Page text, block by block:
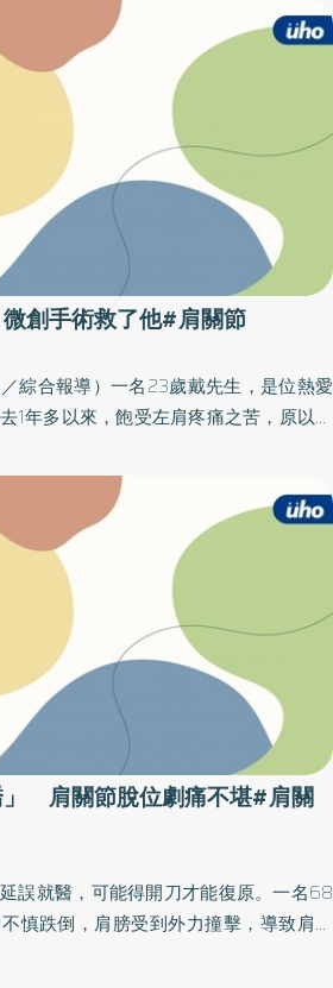
垂，書寫時常常無法好好的穩定握筆姿
小，日常活動可以用丟擲飛盤、在牆面上
強腕關節穩定度。練習轉陀螺、轉筆、
針對掌內操作能力，可讓孩子練習將小
或將小物品由手掌使用手指，推至大拇指
練習將物品在手指間作旋轉的動作，例
瓶蓋等。
創手術救了他#肩關節
綜合報導）一名23歲戴先生，是位熱愛
1年多以來，飽受左肩疼痛之苦，原以為
且這問題不單影響到他的日常生活，就
後接受了微創肩關節鏡肩盂唇及肩關節
，手臂也已能完全舉高。習慣性脫臼要
馬偕醫院骨科葉雅菱醫師表示，年輕人
行癒合，導致日後所謂的習慣性脫臼，
一次，累積了多次的脫臼，就會造成關
老化。而年紀較大的人發生脫臼時，除
腱也常常一起破裂，旋轉肌腱一旦破裂
便會疼痛及無力。微創手術修復短 可提
面，醫師表示，過去傳統的肩關節手術治
看清楚傷勢，須將關節完全打開，難免
成劇烈疼痛及肌肉萎縮，而術後的傷口
，則會造成病人關節活動受限和復健時
節手術，微創肩關節鏡手術，術後傷口
術後隔天即可出院，進而提早了復健治
漸漸恢復至完整的結構，以及回復受傷
」 肩關節脫位劇痛不堪#肩關
誤就醫，可能得開刀才能復原。一名68
慎跌倒，肩膀受到外力撞擊，導致肩關